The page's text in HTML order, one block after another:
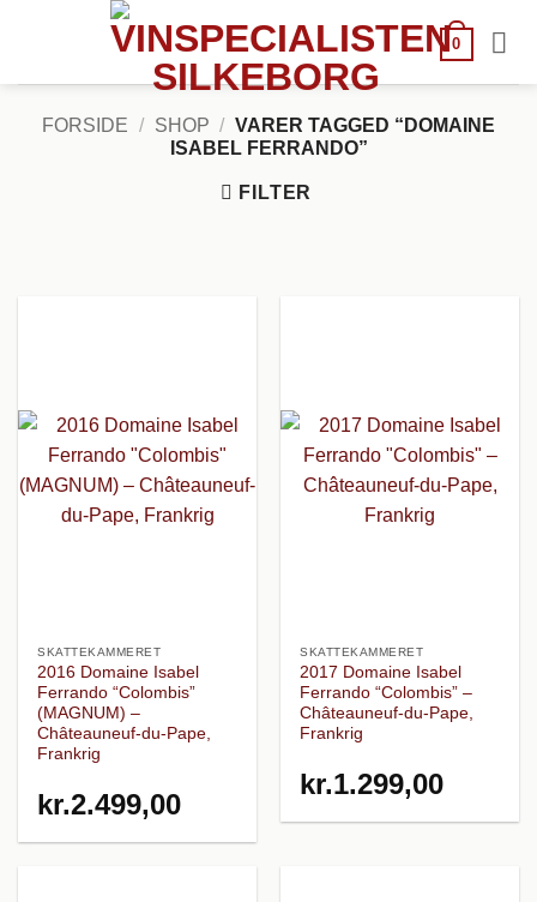
0
FORSIDE / SHOP / VARER TAGGED “DOMAINE
ISABEL FERRANDO”
FILTER
SKATTEKAMMERET
2016 Domaine Isabel
Ferrando “Colombis”
(MAGNUM) –
Châteauneuf-du-Pape,
Frankrig
kr.2.499,00
SKATTEKAMMERET
2017 Domaine Isabel
Ferrando “Colombis” –
Châteauneuf-du-Pape,
Frankrig
kr.1.299,00